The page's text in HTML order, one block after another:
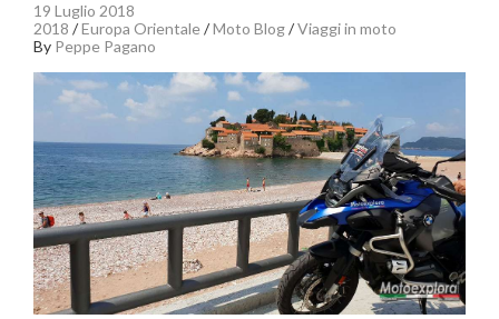
19 Luglio 2018
2018 /Europa Orientale/Moto Blog/Viaggi in moto
By Peppe Pagano